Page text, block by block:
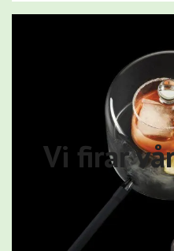
Vi firar